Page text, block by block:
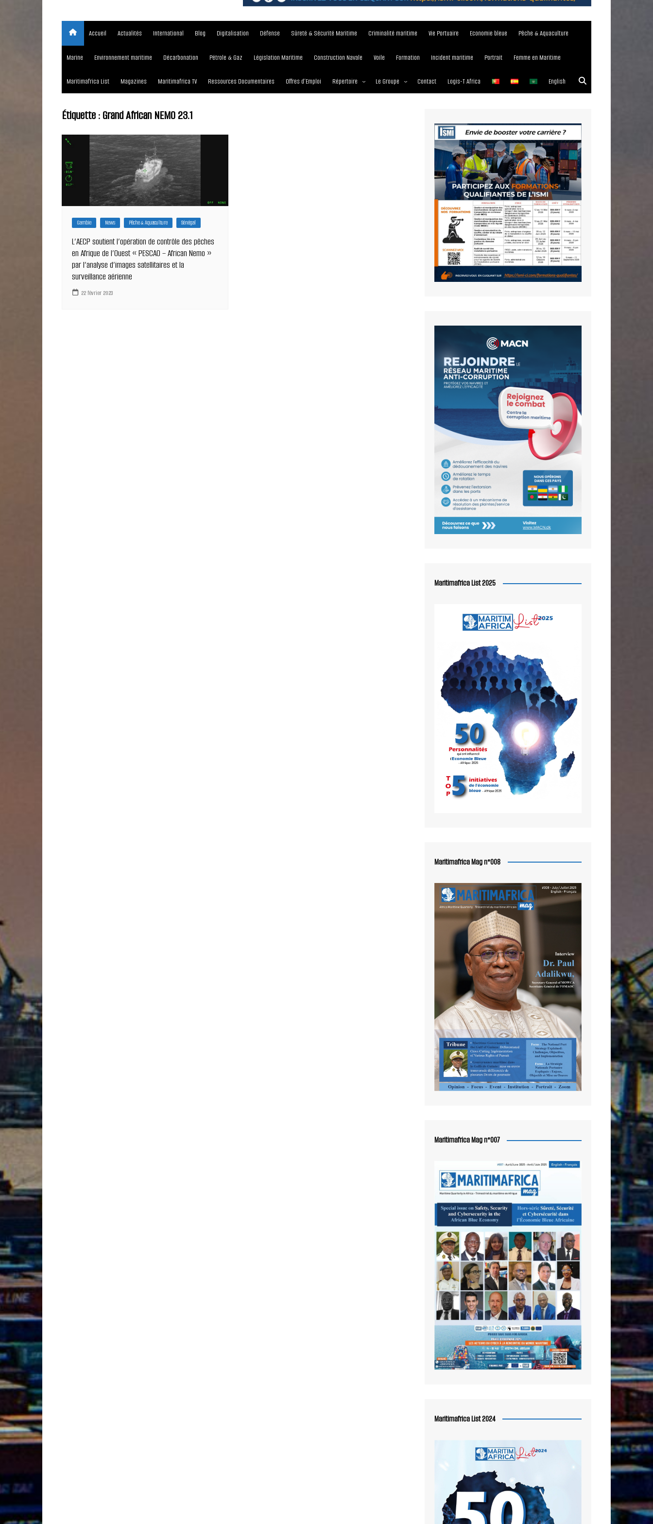
Accueil Actualités International Blog Digitalisation Défense Sûreté & Sécurité Maritime Criminalité maritime Vie Portuaire Economie bleue Pêche & Aquaculture
Marine Environnement maritime Décarbonation Pétrole & Gaz Législation Maritime Construction Navale Voile Formation Incident maritime Portrait Femme en Maritime
Maritimafrica List Magazines Maritimafrica TV Ressources Documentaires Offres d’Emploi Répertoire Le Groupe
Media Partner 2019 – 2023
Contact Logis-T Africa English
Étiquette :Grand African NEMO 23.1
Gambie News Pêche & Aquaculture Sénégal
L’AECP soutient l’opération de contrôle des pêches
en Afrique de l’Ouest « PESCAO – African Nemo »
par l’analyse d’images satellitaires et la
surveillance aérienne
22 février 2023
Maritimafrica List 2025
Maritimafrica Mag n°008
Maritimafrica Mag n°007
Maritimafrica List 2024